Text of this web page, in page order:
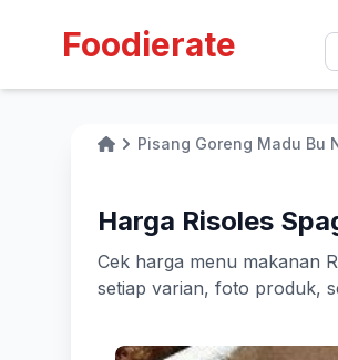
Foodierate
HomePisang Goreng Madu Bu
Harga Risoles
Cek harga menu makanan
setiap varian, foto produk,